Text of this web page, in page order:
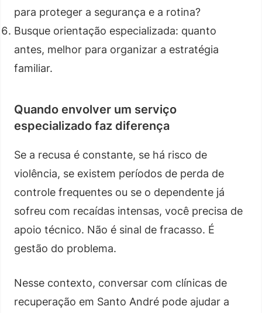
para proteger a segurança e a rotina?
Busque orientação especializada: quanto
antes, melhor para organizar a estratégia
familiar.
Quando envolver um serviço
especializado faz diferença
Se a recusa é constante, se há risco de
violência, se existem períodos de perda de
controle frequentes ou se o dependente já
sofreu com recaídas intensas, você precisa de
apoio técnico. Não é sinal de fracasso. É
gestão do problema.
Nesse contexto, conversar com clínicas de
recuperação em Santo André pode ajudar a